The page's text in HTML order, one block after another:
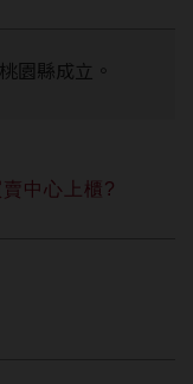
園縣成立。
中心上櫃?